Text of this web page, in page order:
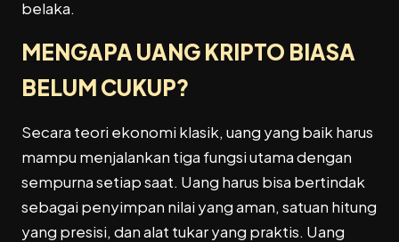
belaka.
MENGAPA UANG KRIPTO BIASA
BELUM CUKUP?
Secara teori ekonomi klasik, uang yang baik harus
mampu menjalankan tiga fungsi utama dengan
sempurna setiap saat. Uang harus bisa bertindak
sebagai penyimpan nilai yang aman, satuan hitung
yang presisi, dan alat tukar yang praktis. Uang